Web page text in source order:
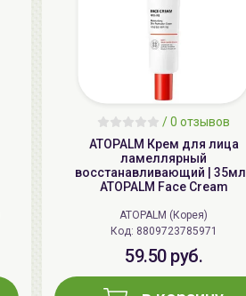
/0 отзывов
ATOPALM Крем для лица
ламеллярный
восстанавливающий | 35мл |
ATOPALM Face Cream
ATOPALM (Корея)
Код: 8809723785971
59.50 руб.